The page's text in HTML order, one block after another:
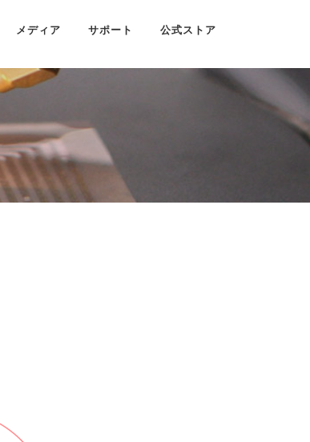
メディア サポート 公式ストア